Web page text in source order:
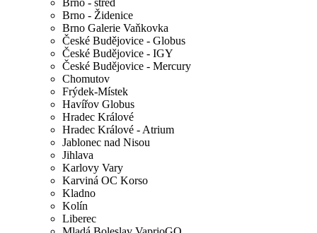
Brno - střed
Brno - Židenice
Brno Galerie Vaňkovka
České Budějovice - Globus
České Budějovice - IGY
České Budějovice - Mercury
Chomutov
Frýdek-Místek
Havířov Globus
Hradec Králové
Hradec Králové - Atrium
Jablonec nad Nisou
Jihlava
Karlovy Vary
Karviná OC Korso
Kladno
Kolín
Liberec